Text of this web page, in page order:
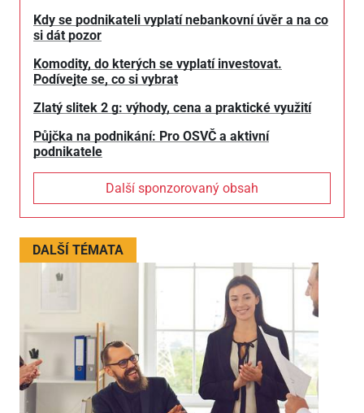
Kdy se podnikateli vyplatí nebankovní úvěr a na co
si dát pozor
Komodity, do kterých se vyplatí investovat.
Podívejte se, co si vybrat
Zlatý slitek 2 g: výhody, cena a praktické využití
Půjčka na podnikání: Pro OSVČ a aktivní
podnikatele
Další sponzorovaný obsah
DALŠÍ TÉMATA